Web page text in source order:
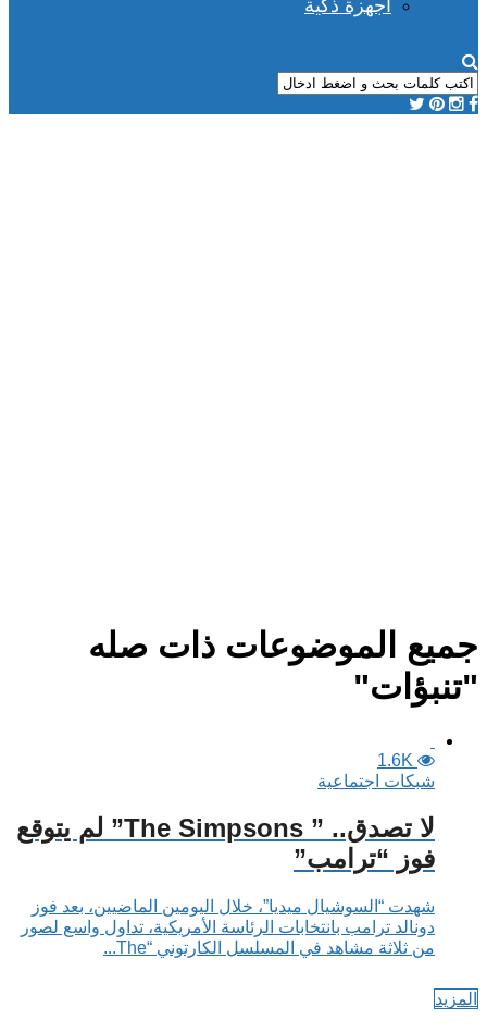
أجهزة ذكية
جميع الموضوعات ذات صله
"تنبؤات"
1.6K
شبكات اجتماعية
لا تصدق.. ” The Simpsons” لم يتوقع
فوز “ترامب”
شهدت “السوشيال ميديا”، خلال اليومين الماضيين، بعد فوز
دونالد ترامب بانتخابات الرئاسة الأمريكية، تداول واسع لصور
من ثلاثة مشاهد في المسلسل الكارتوني “The...
المزيد